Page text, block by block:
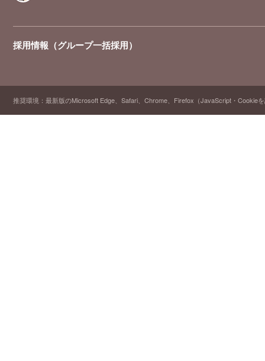
採用情報（グループ一括採用）
推奨環境：最新版のMicrosoft Edge、Safari、Chrome、Firefox（JavaScript・Cookie